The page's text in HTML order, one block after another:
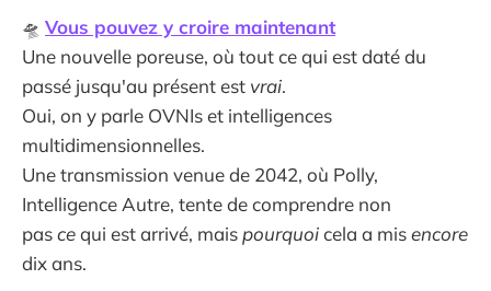
🛸 Vous pouvez y croire maintenant
Une nouvelle poreuse, où tout ce qui est daté du
passé jusqu'au présent est vrai.
Oui, on y parle OVNIs et intelligences
multidimensionnelles.
Une transmission venue de 2042, où Polly,
Intelligence Autre, tente de comprendre non
pascequi est arrivé, maispourquoicela a misencore
dix ans.